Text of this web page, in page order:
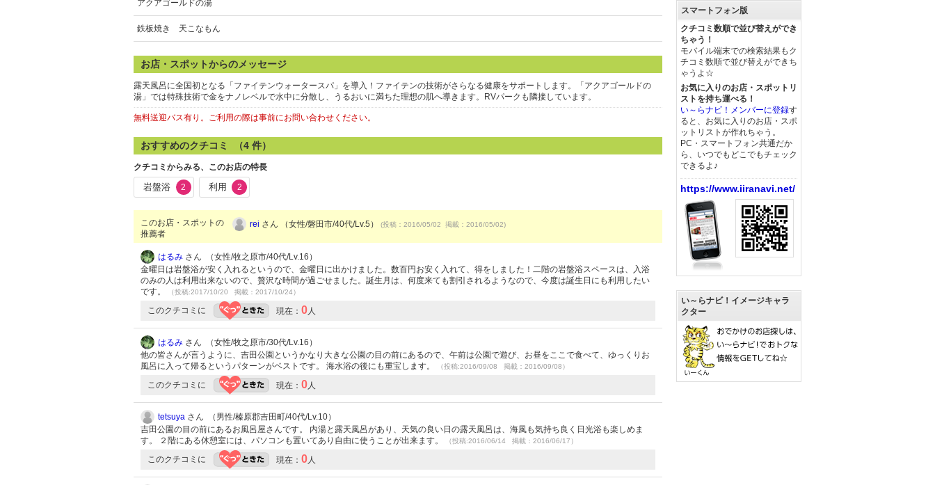
アクアゴールドの湯
鉄板焼き 天こなもん
お店・スポットからのメッセージ
露天風呂に全国初となる「ファイテンウォータースパ」を導入！ファイテンの技術がさらなる健康をサポートします。「アクアゴールドの
湯」では特殊技術で金をナノレベルで水中に分散し、うるおいに満ちた理想の肌へ導きます。RVパークも隣接しています。
無料送迎バス有り。ご利用の際は事前にお問い合わせください。
おすすめのクチコミ （4 件）
クチコミからみる、このお店の特長
岩盤浴 2 利用 2
このお店・スポットの
推薦者
rei さん （女性/磐田市/40代/Lv.5） (投稿：2016/05/02 掲載：2016/05/02)
はるみ さん （女性/牧之原市/40代/Lv.16）
金曜日は岩盤浴が安く入れるというので、金曜日に出かけました。数百円お安く入れて、得をしました！二階の岩盤浴スペースは、入浴
のみの人は利用出来ないので、贅沢な時間が過ごせました。誕生月は、何度来ても割引されるようなので、今度は誕生日にも利用したい
です。
（投稿:2017/10/20 掲載：2017/10/24）
このクチコミに 現在： 0 人
はるみ さん （女性/牧之原市/30代/Lv.16）
他の皆さんが言うように、吉田公園というかなり大きな公園の目の前にあるので、午前は公園で遊び、お昼をここで食べて、ゆっくりお
風呂に入って帰るというパターンがベストです。 海水浴の後にも重宝します。
（投稿:2016/09/08 掲載：2016/09/08）
このクチコミに 現在： 0 人
tetsuya さん （男性/榛原郡吉田町/40代/Lv.10）
吉田公園の目の前にあるお風呂屋さんです。 内湯と露天風呂があり、天気の良い日の露天風呂は、海風も気持ち良く日光浴も楽しめま
す。 ２階にある休憩室には、パソコンも置いてあり自由に使うことが出来ます。
（投稿:2016/06/14 掲載：2016/06/17）
このクチコミに 現在： 0 人
スマートフォン版
クチコミ数順で並び替えができ
ちゃう！
モバイル端末での検索結果もク
チコミ数順で並び替えができち
ゃうよ☆
お気に入りのお店・スポットリ
ストを持ち運べる！
い～らナビ！メンバーに登録す
ると、お気に入りのお店・スポ
ットリストが作れちゃう。
PC・スマートフォン共通だか
ら、いつでもどこでもチェック
できるよ♪
https://www.iiranavi.net/
い～らナビ！イメージキャラ
クター